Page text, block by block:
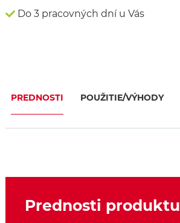
Do 3 pracovných dní u Vás
PREDNOSTI POUŽITIE/VÝHODY
Prednosti produktu